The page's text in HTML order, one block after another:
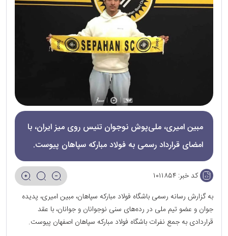
مبین امیری، ملی‌پوش نوجوان تنیس روی میز ایران، با
امضای قرارداد رسمی به فولاد مبارکه سپاهان پیوست.
کد خبر: ۱۰۱۱۸۵۴
به گزارش رسانه رسمی باشگاه فولاد مبارکه سپاهان، مبین امیری، پدیده
جوان و عضو تیم ملی در رده‌های سنی نوجوانان و جوانان، با عقد
قراردادی به جمع نفرات باشگاه فولاد مبارکه سپاهان اصفهان پیوست.